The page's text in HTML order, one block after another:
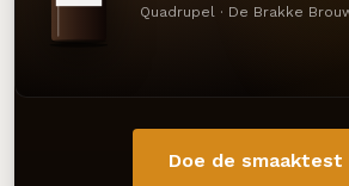
Quadrupel · De Brakke
Doe de